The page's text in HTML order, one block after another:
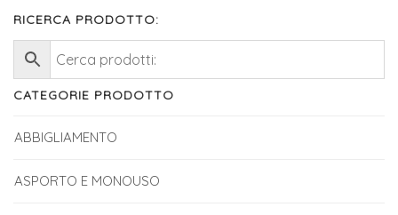
RICERCA PRODOTTO:
CATEGORIE PRODOTTO
ABBIGLIAMENTO
ASPORTO E MONOUSO